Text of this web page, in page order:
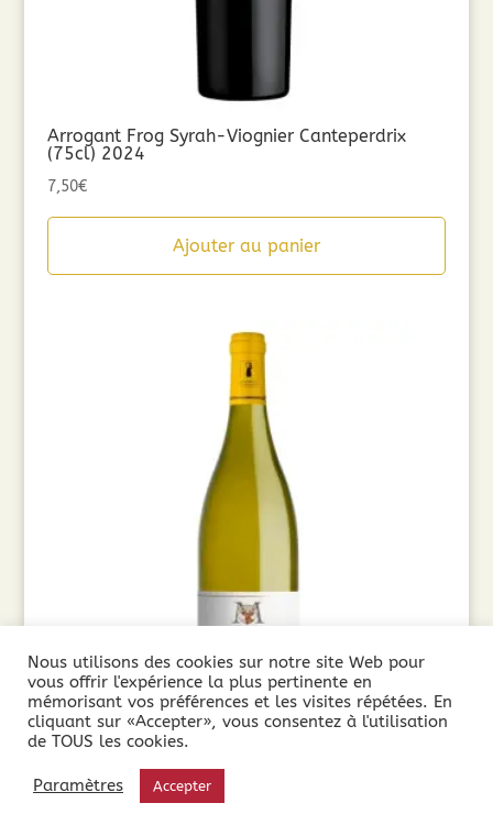
Arrogant Frog Syrah-Viognier Canteperdrix
(75cl) 2024
7,50€
Ajouter au panier
Domaine Martinolles Chardonnay (75cl) 2024
8,85€
Nous utilisons des cookies sur notre site Web pour
vous offrir l'expérience la plus pertinente en
mémorisant vos préférences et les visites répétées. En
cliquant sur «Accepter», vous consentez à l'utilisation
de TOUS les cookies.
Paramètres Accepter